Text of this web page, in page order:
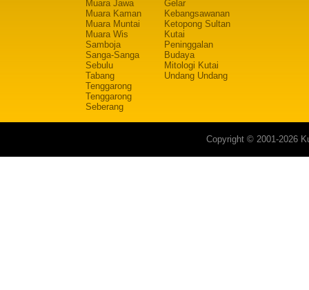
Muara Jawa
Muara Kaman
Muara Muntai
Muara Wis
Samboja
Sanga-Sanga
Sebulu
Tabang
Tenggarong
Tenggarong
Seberang
Gelar
Kebangsawanan
Ketopong Sultan
Kutai
Peninggalan
Budaya
Mitologi Kutai
Undang Undang
Copyright © 2001-2026